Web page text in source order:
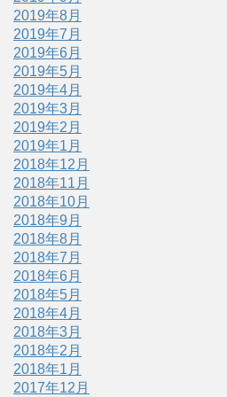
2019年8月
2019年7月
2019年6月
2019年5月
2019年4月
2019年3月
2019年2月
2019年1月
2018年12月
2018年11月
2018年10月
2018年9月
2018年8月
2018年7月
2018年6月
2018年5月
2018年4月
2018年3月
2018年2月
2018年1月
2017年12月